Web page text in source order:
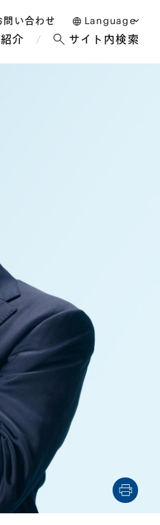
問い合わせ Language
日本語
倒産
よび経済安全保
リティ法務
ジャー・カジノ
公共団体・公的
ロジー
ン
セル
介 サイト内検索